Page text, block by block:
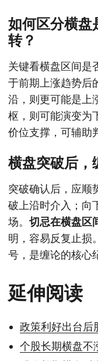
如何区分横盘
转？
关键看横盘区间是
于前期上涨趋势后
沿，则更可能是上
枢，则可能演变为
价位支撑，可辅助
横盘突破后，
突破确认后，应顺
破上沿时介入；向
场。 切忌在横盘区
明，容易反复止损
号，是缠论的核心
延伸阅读
政策利好出台后
个股长期横盘不